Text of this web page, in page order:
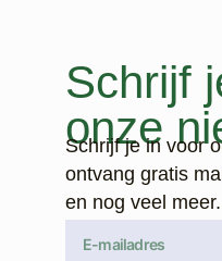
Schrijf
onze
Schrijf je in voor
ontvang gratis
en nog veel meer.